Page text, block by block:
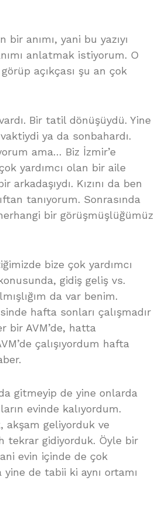
anımı, yani bu yazıyı
anlatmak istiyorum. O
açıkçası şu an çok
Bir tatil dönüşüydü. Yine
ya da sonbahardı.
ama… Biz İzmir’e
yardımcı olan bir aile
arkadaşıydı. Kızını da ben
tanıyorum. Sonrasında
herhangi bir görüşmüşlüğümüz
bize çok yardımcı
gidiş geliş vs.
da var benim.
hafta sonları çalışmadır
bir AVM’de, hatta
çalışıyordum hafta
gitmeyip de yine onlarda
evinde kalıyordum.
akşam geliyorduk ve
tekrar gidiyorduk. Öyle bir
evin içinde de çok
de tabii ki aynı ortamı